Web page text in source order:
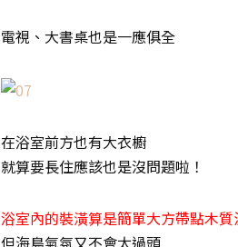
電視、大書桌也是一應俱全
在浴室前方也有大衣櫥
就算要長住應該也是沒問題啦！
浴室內的裝潢算是簡單大方帶點木質
但海島氣氛又不會太過頭